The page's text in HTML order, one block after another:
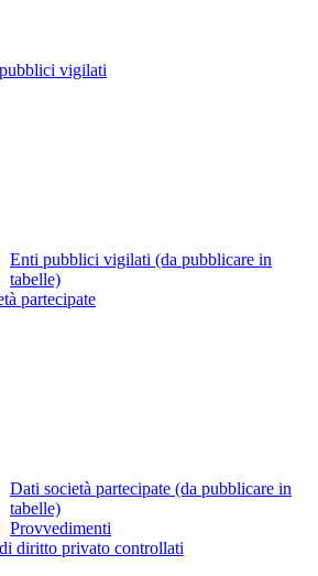
vigilati
Enti pubblici vigilati (da pubblicare in
tabelle)
partecipate
Dati società partecipate (da pubblicare in
tabelle)
Provvedimenti
diritto privato controllati